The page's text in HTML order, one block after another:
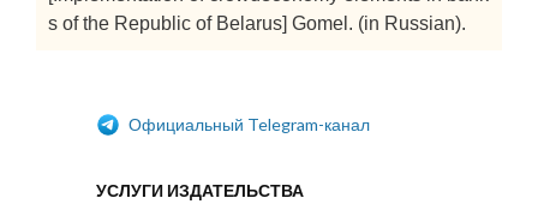
s of the Republic of Belarus] Gomel. (in Russian).
Официальный Telegram-канал
УСЛУГИ ИЗДАТЕЛЬСТВА